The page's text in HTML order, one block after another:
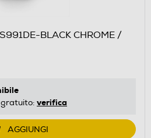
BLACK CHROME /
verifica
AGGIUNGI